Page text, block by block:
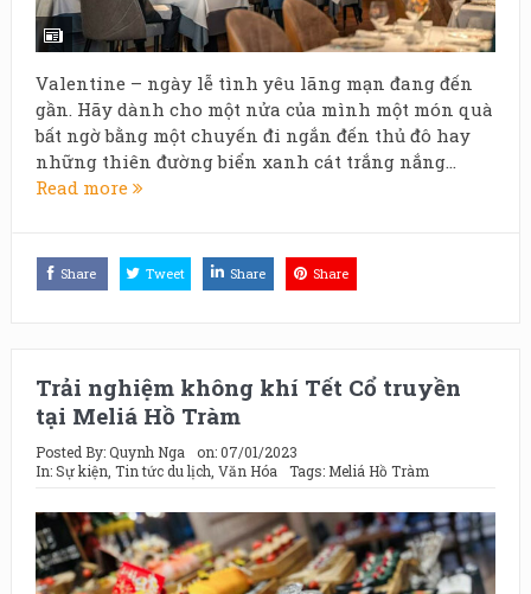
Valentine – ngày lễ tình yêu lãng mạn đang đến
gần. Hãy dành cho một nửa của mình một món quà
bất ngờ bằng một chuyến đi ngắn đến thủ đô hay
những thiên đường biển xanh cát trắng nắng...
Read more
Share Tweet Share Share
Trải nghiệm không khí Tết Cổ truyền
tại Meliá Hồ Tràm
Posted By:Quynh Nga on:07/01/2023
In:Sự kiện Tin tức du lịch Văn Hóa Tags: Meliá Hồ Tràm